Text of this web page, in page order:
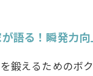
語る！瞬発力
鍛えるためのボ